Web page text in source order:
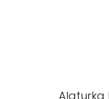
Alaturka